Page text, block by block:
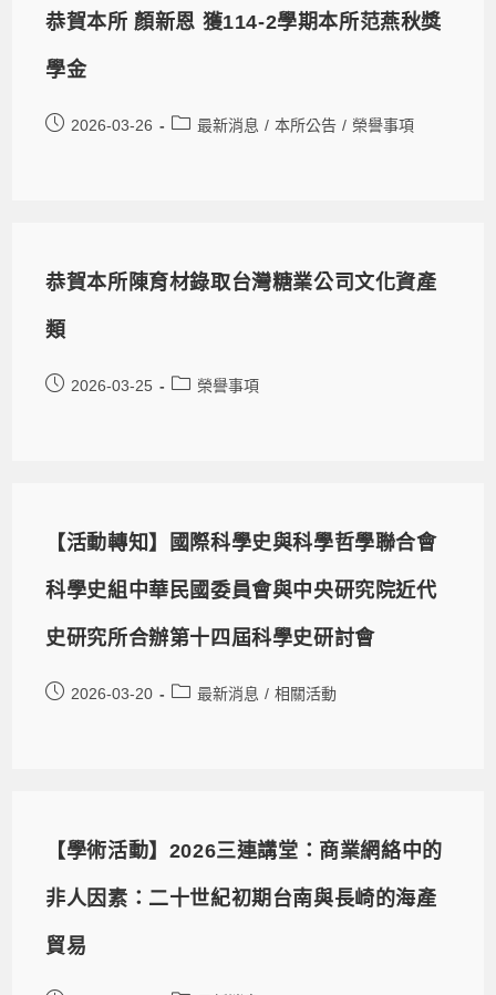
恭賀本所 顏新恩 獲114-2學期本所范燕秋獎
學金
2026-03-26 最新消息 / 本所公告 / 榮譽事項
恭賀本所陳育材錄取台灣糖業公司文化資產
類
2026-03-25 榮譽事項
【活動轉知】國際科學史與科學哲學聯合會
科學史組中華民國委員會與中央研究院近代
史研究所合辦第十四屆科學史研討會
2026-03-20 最新消息 / 相關活動
【學術活動】2026三連講堂：商業網絡中的
非人因素：二十世紀初期台南與長崎的海產
貿易